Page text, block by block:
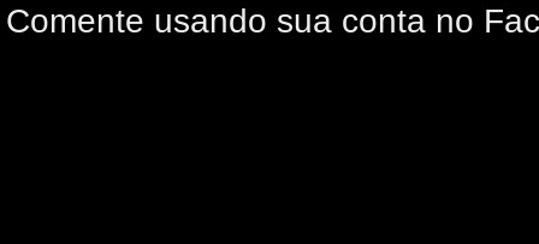
Comente usando sua conta no